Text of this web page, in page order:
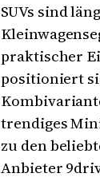
SUVs sind
praktischer
positioniert
trendiges
zu den
Anbieter